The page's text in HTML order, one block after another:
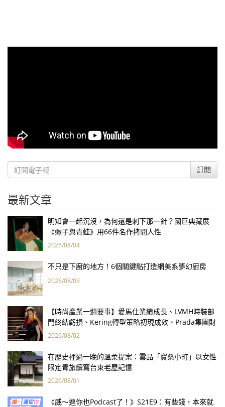
訂閱
最新文章
明知會一起沉沒，為何還是刺下那一針？國巨典藏展
《蠍子與青蛙》用66件名作拷問人性
2026/08/04
不只是下廚的地方！6個關鍵點打造網美系夢幻廚房
2026/08/03
【時尚產業一週要事】愛馬仕業績成長、LVMH時裝部
門終結虧損、Kering轉型策略初現成效、Prada集團財
報亮眼
2026/08/02
在歷史裡過一晚的溫柔提案：雲品「寶桑小町」以女性
限定青旅續寫台東老屋記憶
2026/08/01
《威～連你也Podcast了！》S21E9：有些錢，本來就